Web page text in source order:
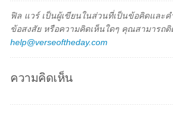
ฟิล แวร์ เป็นผู้เขียนในส่วนที่เป็นข้อคิดและ
ข้อสงสัย หรือความคิดเห็นใดๆ คุณสามารถติ
help@verseoftheday.com
ความคิดเห็น